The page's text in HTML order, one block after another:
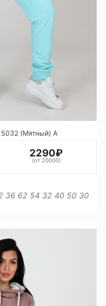
(Мятный) А
2290₽
(от 20000)
36 62 54 32 40 50 30